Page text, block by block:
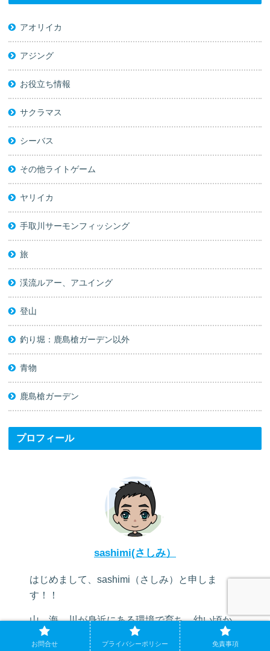
アオリイカ
アジング
お役立ち情報
サクラマス
シーバス
その他ライトゲーム
ヤリイカ
手取川サーモンフィッシング
旅
渓流ルアー、アユイング
登山
釣り堀：鹿島槍ガーデン以外
青物
鹿島槍ガーデン
プロフィール
sashimi(さしみ）
はじめまして、sashimi（さしみ）と申しま
す！！
山、海、川が身近にある環境で育ち、幼い頃か
ら魚釣りを続けて来ました
お問合せ プライバシーポリシー 免責事項